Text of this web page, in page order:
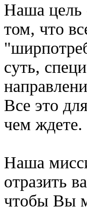
Наша цель
том, что
суть,
Все это
чем ждете.
Наша
отразить
чтобы Вы